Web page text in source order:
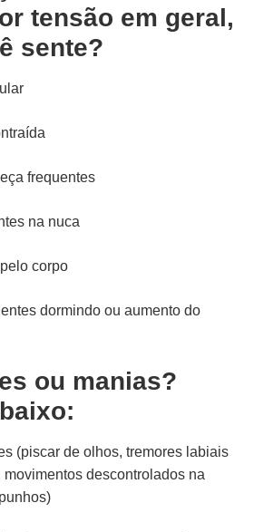
tensão em geral,
sente?
frequentes
na nuca
corpo
dormindo ou aumento do
ou manias?
(piscar de olhos, tremores labiais
descontrolados na